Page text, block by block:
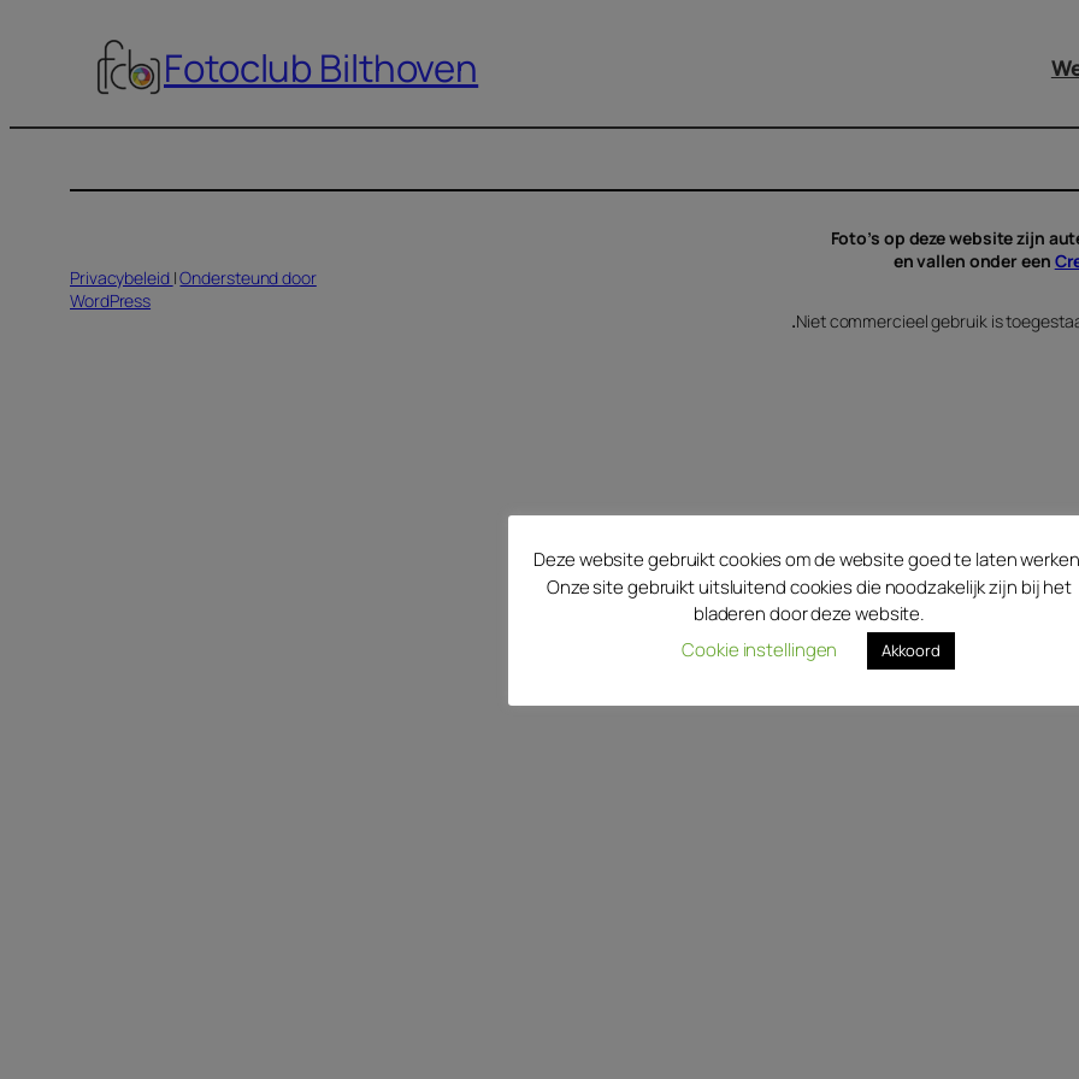
Fotoclub Bilthoven
Privacybeleid |Ondersteund door
WordPress
Foto’s op deze website zijn
en vallen onder een
.Niet commercieel gebruik is
Deze website gebruikt cookies om de website goed te laten
Onze site gebruikt uitsluitend cookies die noodzakelijk zijn bij het
bladeren door deze website.
Cookie instellingen
Akkoord